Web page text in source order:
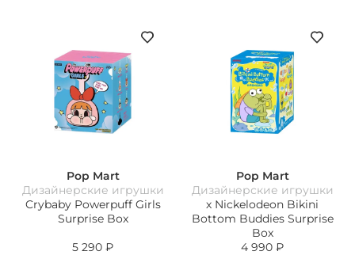
Pop Mart
Дизайнерские игрушки
Crybaby Powerpuff Girls
Surprise Box
5 290 ₽
Pop Mart
Дизайнерские игрушки
х Nickelodeon Bikini
Bottom Buddies Surprise
Box
4 990 ₽